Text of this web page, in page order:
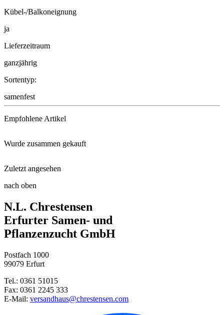
Kübel-/Balkoneignung
ja
Lieferzeitraum
ganzjährig
Sortentyp:
samenfest
Empfohlene Artikel
Kokos-Quelltabletten
Wurde zusammen gekauft
Radies Riesenbutter
Mädchenauge Mischung
Blattdill Herkules
Einlege- und Salatgurke Delika ...
Zuletzt angesehen
Aztekische Würztagetes Sweet M ...
nach oben
N.L. Chrestensen
Erfurter Samen- und
Pflanzenzucht GmbH
Postfach 1000
99079 Erfurt
Tel.: 0361 51015
Fax: 0361 2245 333
E-Mail: versandhaus@chrestensen.com